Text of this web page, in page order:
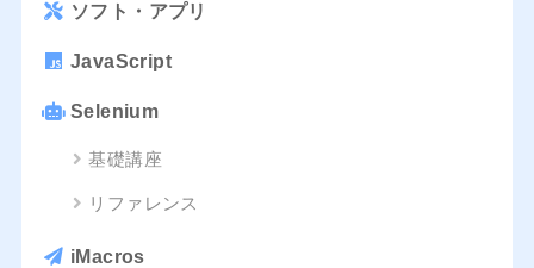
ソフト・アプリ
JavaScript
Selenium
基礎講座
リファレンス
iMacros